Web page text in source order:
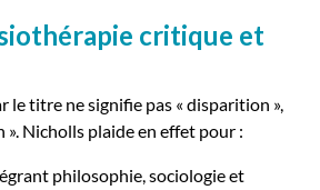
critique et
le titre ne signifie pas « disparition »,
Nicholls plaide en effet pour :
philosophie, sociologie et